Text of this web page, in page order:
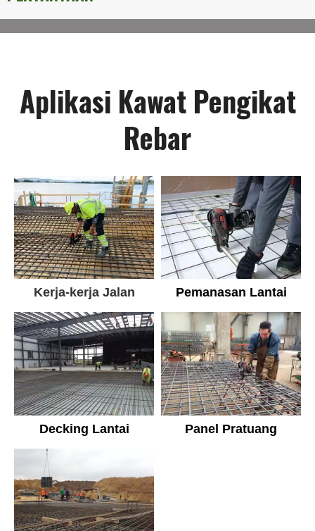
Aplikasi Kawat Pengikat
Rebar
Kerja-kerja Jalan Pemanasan Lantai
Decking Lantai Panel Pratuang